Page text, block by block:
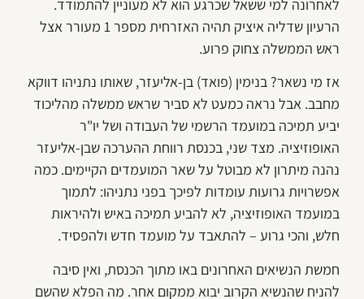
לאחרונה למי ששאל שכרגע הוא לא מעוניין להתמודד.
הרעיון שדליה איציק תהיה האזרחית מספר 1 מעורר אצל
ראש הממשלה צחוק פרוע.
אז מי נשאר? בנימין (פואד) בן-אליעזר, שאותו נתניהו דווקא
מחבב. אבל נראה כמעט לא סביר שראש ממשלה מהליכוד
יביע תמיכה במועמד הרשמי של העבודה ושל יו"ר
האופוזיציה. מצד שני, בכנסת רווחת ההערכה שבן-אליעזר
נהנה מיתרון לא מבוטל על שאר המועמדים הקיימים. כמה
אפשרויות גרועות עומדות לפיכך בפני נתניהו: לתמוך
במועמד האופוזיציה, לא להביע תמיכה באיש ולהיראות
חלש, והכי גרוע – להתאבד על מועמד חדש ולהפסיד.
חמשת הנשיאים האחרונים באו מתוך הכנסת, ואין סיבה
להניח שהנשיא הקרוב יבוא ממקום אחר. מה הפלא שהשם